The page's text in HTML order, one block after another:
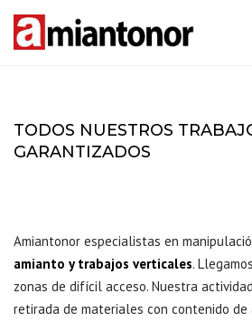
TODOS NUESTROS
GARANTIZADOS
Amiantonor especialistas en
amianto ytrabajos verticales.
zonas de difícil acceso. Nuestra
retirada de materiales con contenido de